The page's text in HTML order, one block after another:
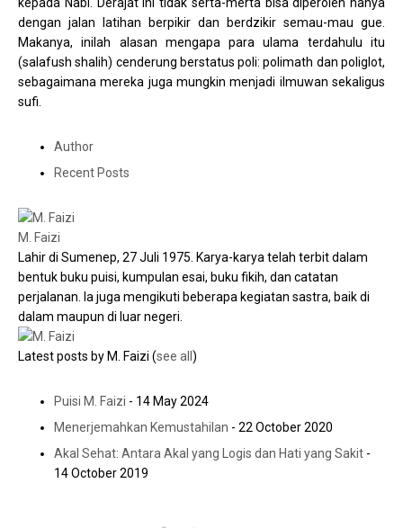
dengan jalan latihan berpikir dan berdzikir semau-mau gue.
Makanya, inilah alasan mengapa para ulama terdahulu itu
(salafush shalih) cenderung berstatus poli: polimath dan poliglot,
sebagaimana mereka juga mungkin menjadi ilmuwan sekaligus
sufi.
Author
Recent Posts
M. Faizi
Lahir di Sumenep, 27 Juli 1975. Karya-karya telah terbit dalam
bentuk buku puisi, kumpulan esai, buku fikih, dan catatan
perjalanan. Ia juga mengikuti beberapa kegiatan sastra, baik di
dalam maupun di luar negeri.
Latest posts by M. Faizi (see all )
Puisi M. Faizi - 14 May 2024
Menerjemahkan Kemustahilan - 22 October 2020
Akal Sehat: Antara Akal yang Logis dan Hati yang Sakit -
14 October 2019